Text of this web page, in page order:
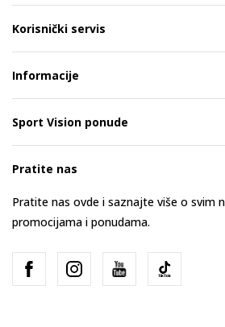
Korisnički servis
Informacije
Sport Vision ponude
Pratite nas
Pratite nas ovde i saznajte više o svim
promocijama i ponudama.